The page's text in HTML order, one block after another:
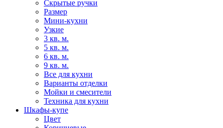
Скрытые ручки
Размер
Мини-кухни
Узкие
3 кв. м.
5 кв. м.
6 кв. м.
9 кв. м.
Все для кухни
Варианты отделки
Мойки и смесители
Техника для кухни
Шкафы-купе
Цвет